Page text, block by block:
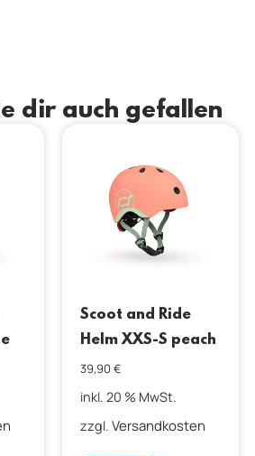
dir auch gefallen
Scoot and Ride
Helm XXS-S peach
39,90 €
inkl. 20 % MwSt.
zzgl. Versandkosten